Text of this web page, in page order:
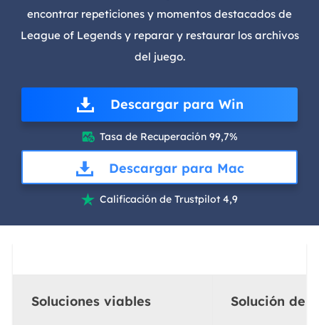
encontrar repeticiones y momentos destacados de
League of Legends y reparar y restaurar los archivos
del juego.
Descargar para Win
 Tasa de Recuperación 99,7%
Descargar para Mac
 Calificación de Trustpilot 4,9
Soluciones viables Solución de